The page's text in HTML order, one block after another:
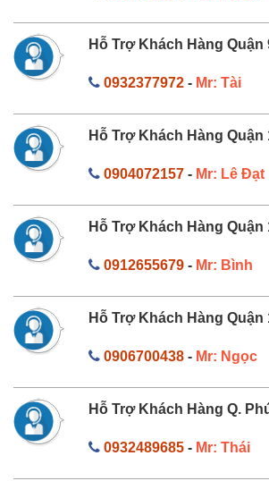
Hỗ Trợ Khách Hàng Quận
0932377972- Mr: Tài
Hỗ Trợ Khách Hàng Quận
0904072157- Mr: Lê Đạt
Hỗ Trợ Khách Hàng Quận
0912655679- Mr: Bình
Hỗ Trợ Khách Hàng Quận
0906700438- Mr: Ngọc
Hỗ Trợ Khách Hàng Q.
0932489685- Mr: Thái